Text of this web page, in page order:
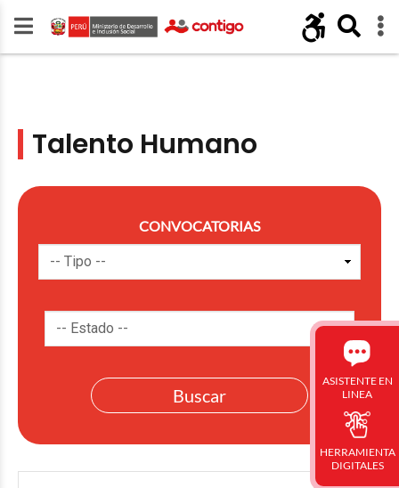
Talento Humano
CONVOCATORIAS
ASISTENTE EN
LINEA
HERRAMIENTA
DIGITALES